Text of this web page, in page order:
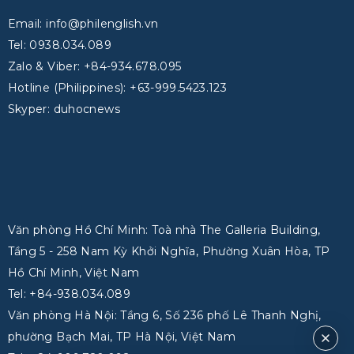
Email: info@philenglish.vn
Tel: 0938.034.089
Zalo & Viber: +84-934.678.095
Hotline (Philippines): +63-999.5423.123
Skyper: duhocnews
Văn phòng Hồ Chí Minh: Toà nhà The Galleria Building,
Tầng 5 - 258 Nam Kỳ Khởi Nghĩa, Phường Xuân Hòa, TP
Hồ Chí Minh, Việt Nam
Tel: +84-938.034.089
Văn phòng Hà Nội: Tầng 6, Số 236 phố Lê Thanh Nghị,
phường Bạch Mai, TP Hà Nội, Việt Nam